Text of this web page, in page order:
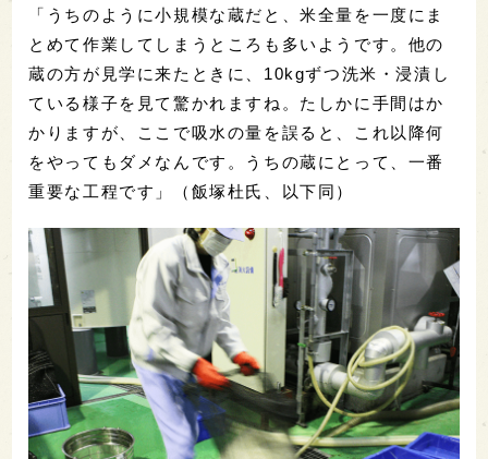
「うちのように小規模な蔵だと、米全量を一度にま
とめて作業してしまうところも多いようです。他の
蔵の方が見学に来たときに、10kgずつ洗米・浸漬し
ている様子を見て驚かれますね。たしかに手間はか
かりますが、ここで吸水の量を誤ると、これ以降何
をやってもダメなんです。うちの蔵にとって、一番
重要な工程です」（飯塚杜氏、以下同）